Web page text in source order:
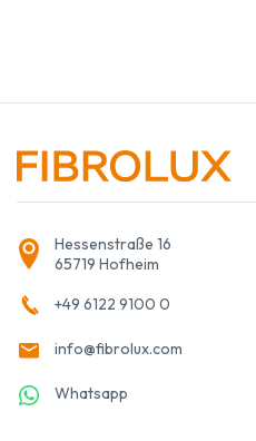
Hessenstraße 16
65719 Hofheim
+49 6122 9100 0
info@fibrolux.com
Whatsapp